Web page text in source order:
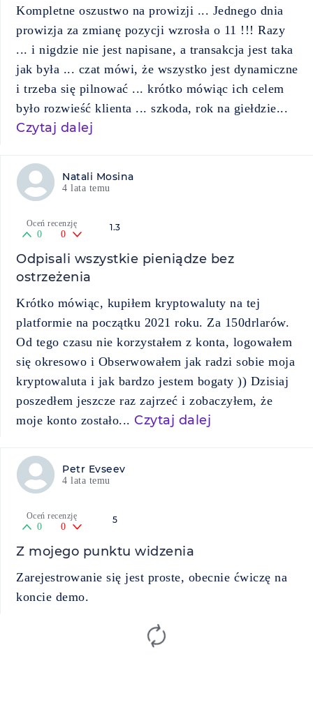
Kompletne oszustwo na prowizji ... Jednego dnia
prowizja za zmianę pozycji wzrosła o 11 !!! Razy
... i nigdzie nie jest napisane, a transakcja jest taka
jak była ... czat mówi, że wszystko jest dynamiczne
i trzeba się pilnować ... krótko mówiąc ich celem
było rozwieść klienta ... szkoda, rok na giełdzie...
Czytaj dalej
Natali Mosina
4 lata temu
1.3
Oceń recenzję
0 0
Odpisali wszystkie pieniądze bez
ostrzeżenia
Krótko mówiąc, kupiłem kryptowaluty na tej
platformie na początku 2021 roku. Za 150drlarów.
Od tego czasu nie korzystałem z konta, logowałem
się okresowo i Obserwowałem jak radzi sobie moja
kryptowaluta i jak bardzo jestem bogaty )) Dzisiaj
poszedłem jeszcze raz zajrzeć i zobaczyłem, że
moje konto zostało... Czytaj dalej
Petr Evseev
4 lata temu
5
Oceń recenzję
0 0
Z mojego punktu widzenia
Zarejestrowanie się jest proste, obecnie ćwiczę na
koncie demo.